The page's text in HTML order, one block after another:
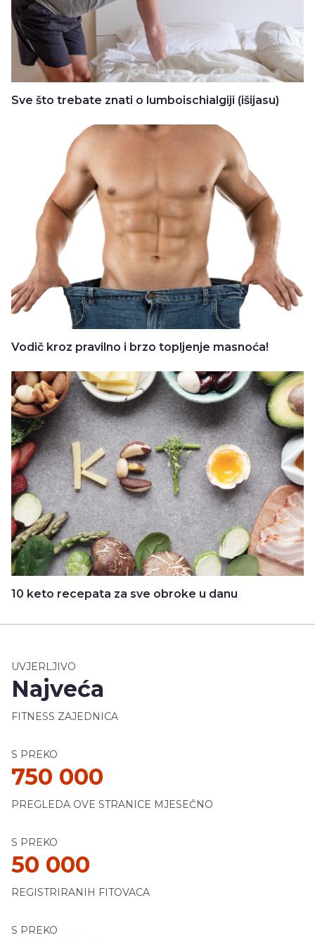
Sve što trebate znati o lumboischialgiji (išijasu)
Vodič kroz pravilno i brzo topljenje masnoća!
10 keto recepata za sve obroke u danu
UVJERLJIVO
Najveća
FITNESS ZAJEDNICA
S PREKO
750 000
PREGLEDA OVE STRANICE MJESEČNO
S PREKO
50 000
REGISTRIRANIH FITOVACA
S PREKO